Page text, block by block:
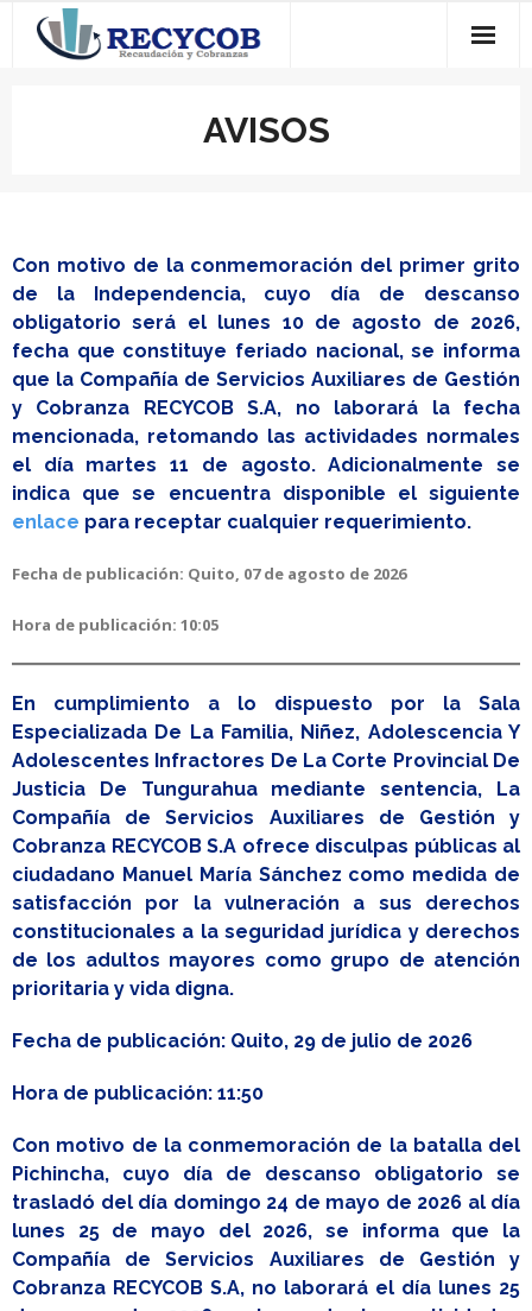
contenido
AVISOS
Con motivo de la conmemoración del primer grito
de la Independencia, cuyo día de descanso
obligatorio será el lunes 10 de agosto de 2026,
fecha que constituye feriado nacional, se informa
que la Compañía de Servicios Auxiliares de Gestión
y Cobranza RECYCOB S.A, no laborará la fecha
mencionada, retomando las actividades normales
el día martes 11 de agosto. Adicionalmente se
indica que se encuentra disponible el siguiente
enlace para receptar cualquier requerimiento.
Fecha de publicación: Quito, 07 de agosto de 2026
Hora de publicación: 10:05
En cumplimiento a lo dispuesto por la Sala
Especializada De La Familia, Niñez, Adolescencia Y
Adolescentes Infractores De La Corte Provincial De
Justicia De Tungurahua mediante sentencia, La
Compañía de Servicios Auxiliares de Gestión y
Cobranza RECYCOB S.A ofrece disculpas públicas al
ciudadano Manuel María Sánchez como medida de
satisfacción por la vulneración a sus derechos
constitucionales a la seguridad jurídica y derechos
de los adultos mayores como grupo de atención
prioritaria y vida digna.
Fecha de publicación: Quito, 29 de julio de 2026
Hora de publicación: 11:50
Con motivo de la conmemoración de la batalla del
Pichincha, cuyo día de descanso obligatorio se
trasladó del día domingo 24 de mayo de 2026 al día
lunes 25 de mayo del 2026, se informa que la
Compañía de Servicios Auxiliares de Gestión y
Cobranza RECYCOB S.A, no laborará el día lunes 25